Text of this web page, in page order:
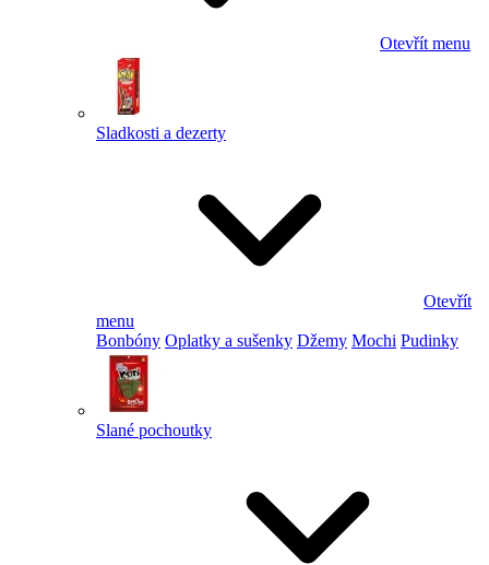
Otevřít menu
Sladkosti a dezerty
Otevřít
menu
Bonbóny Oplatky a sušenky Džemy Mochi Pudinky
Slané pochoutky